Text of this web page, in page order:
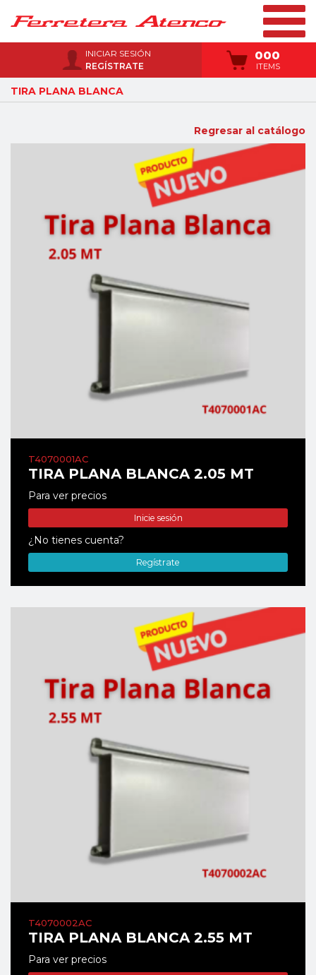
INICIAR SESIÓN
REGÍSTRATE
000
ITEMS
TIRA PLANA BLANCA
Regresar al catálogo
T4070001AC
TIRA PLANA BLANCA 2.05 MT
Para ver precios
Inicie sesión
¿No tienes cuenta?
Regístrate
T4070002AC
TIRA PLANA BLANCA 2.55 MT
Para ver precios